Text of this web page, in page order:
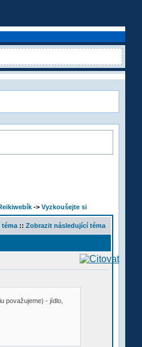
-> Vyzkoušejte si
:: Zobrazit následující téma
považujeme) - jídlo,